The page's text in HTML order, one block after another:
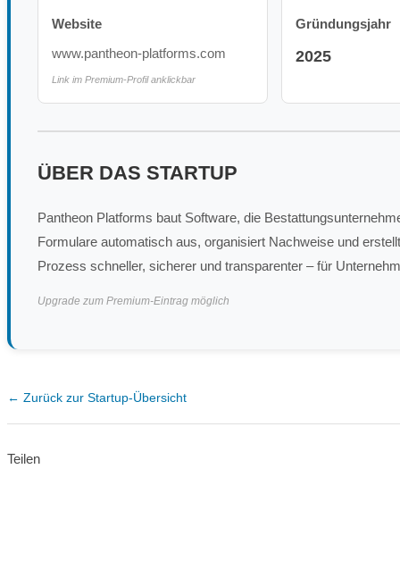
Website
www.pantheon-platforms.com
Link im Premium-Profil anklickbar
Gründungsjahr
2025
ÜBER DAS STARTUP
Pantheon Platforms baut Software, die
Formulare automatisch aus, organisiert Nachweise und
Prozess schneller, sicherer und transparenter – für
Upgrade zum Premium-Eintrag möglich
← Zurück zur Startup-Übersicht
Teilen